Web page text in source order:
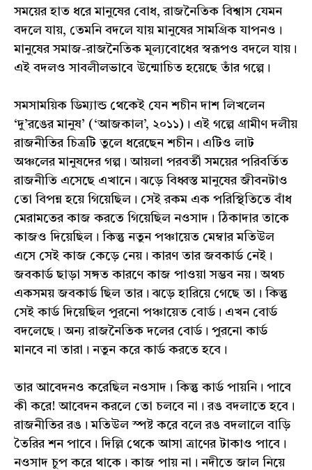
সময়ের হাত ধরে মানুষের বোধ, রাজনৈতিক বিশ্বাস যেমন
বদলে যায়, তেমনি বদলে যায় মানুষের সামগ্রিক যাপনও।
মানুষের সমাজ-রাজনৈতিক মূল্যবোধের স্বরূপও বদলে যায়।
এই বদলও সাবলীলভাবে উন্মোচিত হয়েছে তাঁর গল্পে।
সমসাময়িক ডিম্যান্ড থেকেই যেন শচীন দাশ লিখলেন
‘দু’রঙের মানুষ’ (‘আজকাল’, ২০১১)। এই গল্পে গ্রামীণ দলীয়
রাজনীতির চিত্রটি তুলে ধরেছেন শচীন। এটিও লাট
অঞ্চলের মানুষদের গল্প। আয়লা পরবর্তী সময়ের পরিবর্তিত
রাজনীতি এসেছে এখানে। ঝড়ে বিধ্বস্ত মানুষের জীবনটাও
তো বিপন্ন হয়ে গিয়েছিল। সেই রকম এক পরিস্থিতিতে বাঁধ
মেরামতের কাজ করতে গিয়েছিল নওসাদ। ঠিকাদার তাকে
কাজও দিয়েছিল। কিন্তু নতুন পঞ্চায়েত মেম্বার মতিউল
এসে সেই কাজ কেড়ে নেয়। কারণ তার জবকার্ড নেই।
জবকার্ড ছাড়া সঙ্গত কারণে কাজ পাওয়া সম্ভব নয়। অথচ
একসময় জবকার্ড ছিল তার। ঝড়ে হারিয়ে গেছে তা। কিন্তু
সেই কার্ড দিয়েছিল পুরনো পঞ্চায়েত বোর্ড। এখন বোর্ড
বদলেছে। অন্য রাজনৈতিক দলের বোর্ড। পুরনো কার্ড
মানবে না তারা। নতুন করে কার্ড করতে হবে।
তার আবেদনও করেছিল নওসাদ। কিন্তু কার্ড পায়নি। পাবে
কী করে! আবেদন করলে তো চলবে না। রঙ বদলাতে হবে।
রাজনীতির রঙ। মতিউল স্পষ্ট করে বলে রঙ বদলালে বাড়ি
তৈরির শন পাবে। দিল্লি থেকে আসা ত্রাণের টাকাও পাবে।
নওসাদ চুপ করে থাকে। কাজ পায় না। নদীতে জাল নিয়ে